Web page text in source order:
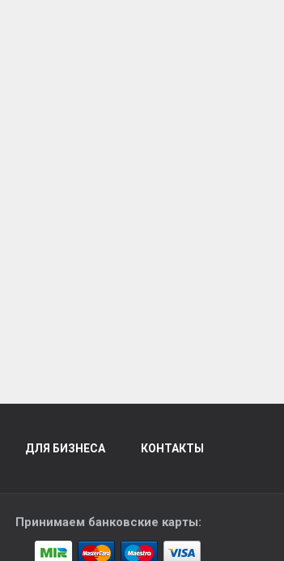
ДЛЯ БИЗНЕСА КОНТАКТЫ
Принимаем банковские карты: